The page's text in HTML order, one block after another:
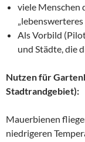
viele Menschen
Als Vorbild
und Städte, die
Nutzen für
Stadtrandgebiet):
Mauerbienen
niedrigeren